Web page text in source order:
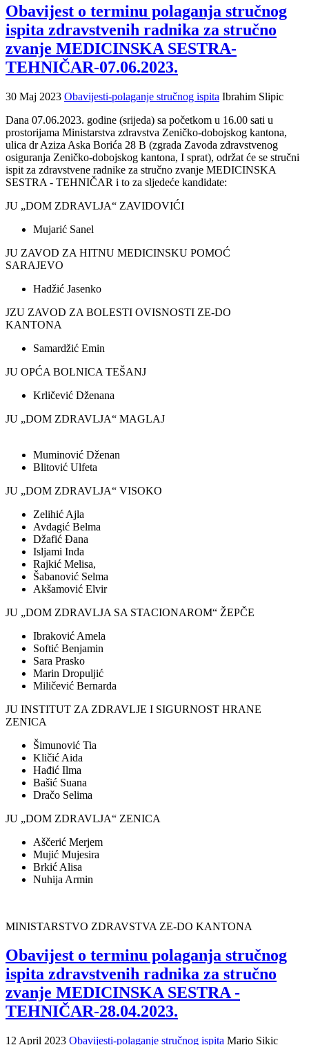
Obavijest o terminu polaganja stručnog
ispita zdravstvenih radnika za stručno
zvanje MEDICINSKA SESTRA-
TEHNIČAR-07.06.2023.
30 Maj 2023 Obavijesti-polaganje stručnog ispita Ibrahim Slipic
Dana 07.06.2023. godine (srijeda) sa početkom u 16.00 sati u
prostorijama Ministarstva zdravstva Zeničko-dobojskog kantona,
ulica dr Aziza Aska Borića 28 B (zgrada Zavoda zdravstvenog
osiguranja Zeničko-dobojskog kantona, I sprat), održat će se stručni
ispit za zdravstvene radnike za stručno zvanje MEDICINSKA
SESTRA - TEHNIČAR i to za sljedeće kandidate:
JU „DOM ZDRAVLJA“ ZAVIDOVIĆI
Mujarić Sanel
JU ZAVOD ZA HITNU MEDICINSKU POMOĆ
SARAJEVO
Hadžić Jasenko
JZU ZAVOD ZA BOLESTI OVISNOSTI ZE-DO
KANTONA
Samardžić Emin
JU OPĆA BOLNICA TEŠANJ
Krličević Dženana
JU „DOM ZDRAVLJA“ MAGLAJ
Muminović Dženan
Blitović Ulfeta
JU „DOM ZDRAVLJA“ VISOKO
Zelihić Ajla
Avdagić Belma
Džafić Đana
Isljami Inda
Rajkić Melisa,
Šabanović Selma
Akšamović Elvir
JU „DOM ZDRAVLJA SA STACIONAROM“ ŽEPČE
Ibraković Amela
Softić Benjamin
Sara Prasko
Marin Dropuljić
Miličević Bernarda
JU INSTITUT ZA ZDRAVLJE I SIGURNOST HRANE
ZENICA
Šimunović Tia
Kličić Aida
Hađić Ilma
Bašić Suana
Dračo Selima
JU „DOM ZDRAVLJA“ ZENICA
Aščerić Merjem
Mujić Mujesira
Brkić Alisa
Nuhija Armin
MINISTARSTVO ZDRAVSTVA ZE-DO KANTONA
Obavijest o terminu polaganja stručnog
ispita zdravstvenih radnika za stručno
zvanje MEDICINSKA SESTRA -
TEHNIČAR-28.04.2023.
12 April 2023 Obavijesti-polaganje stručnog ispita Mario Sikic